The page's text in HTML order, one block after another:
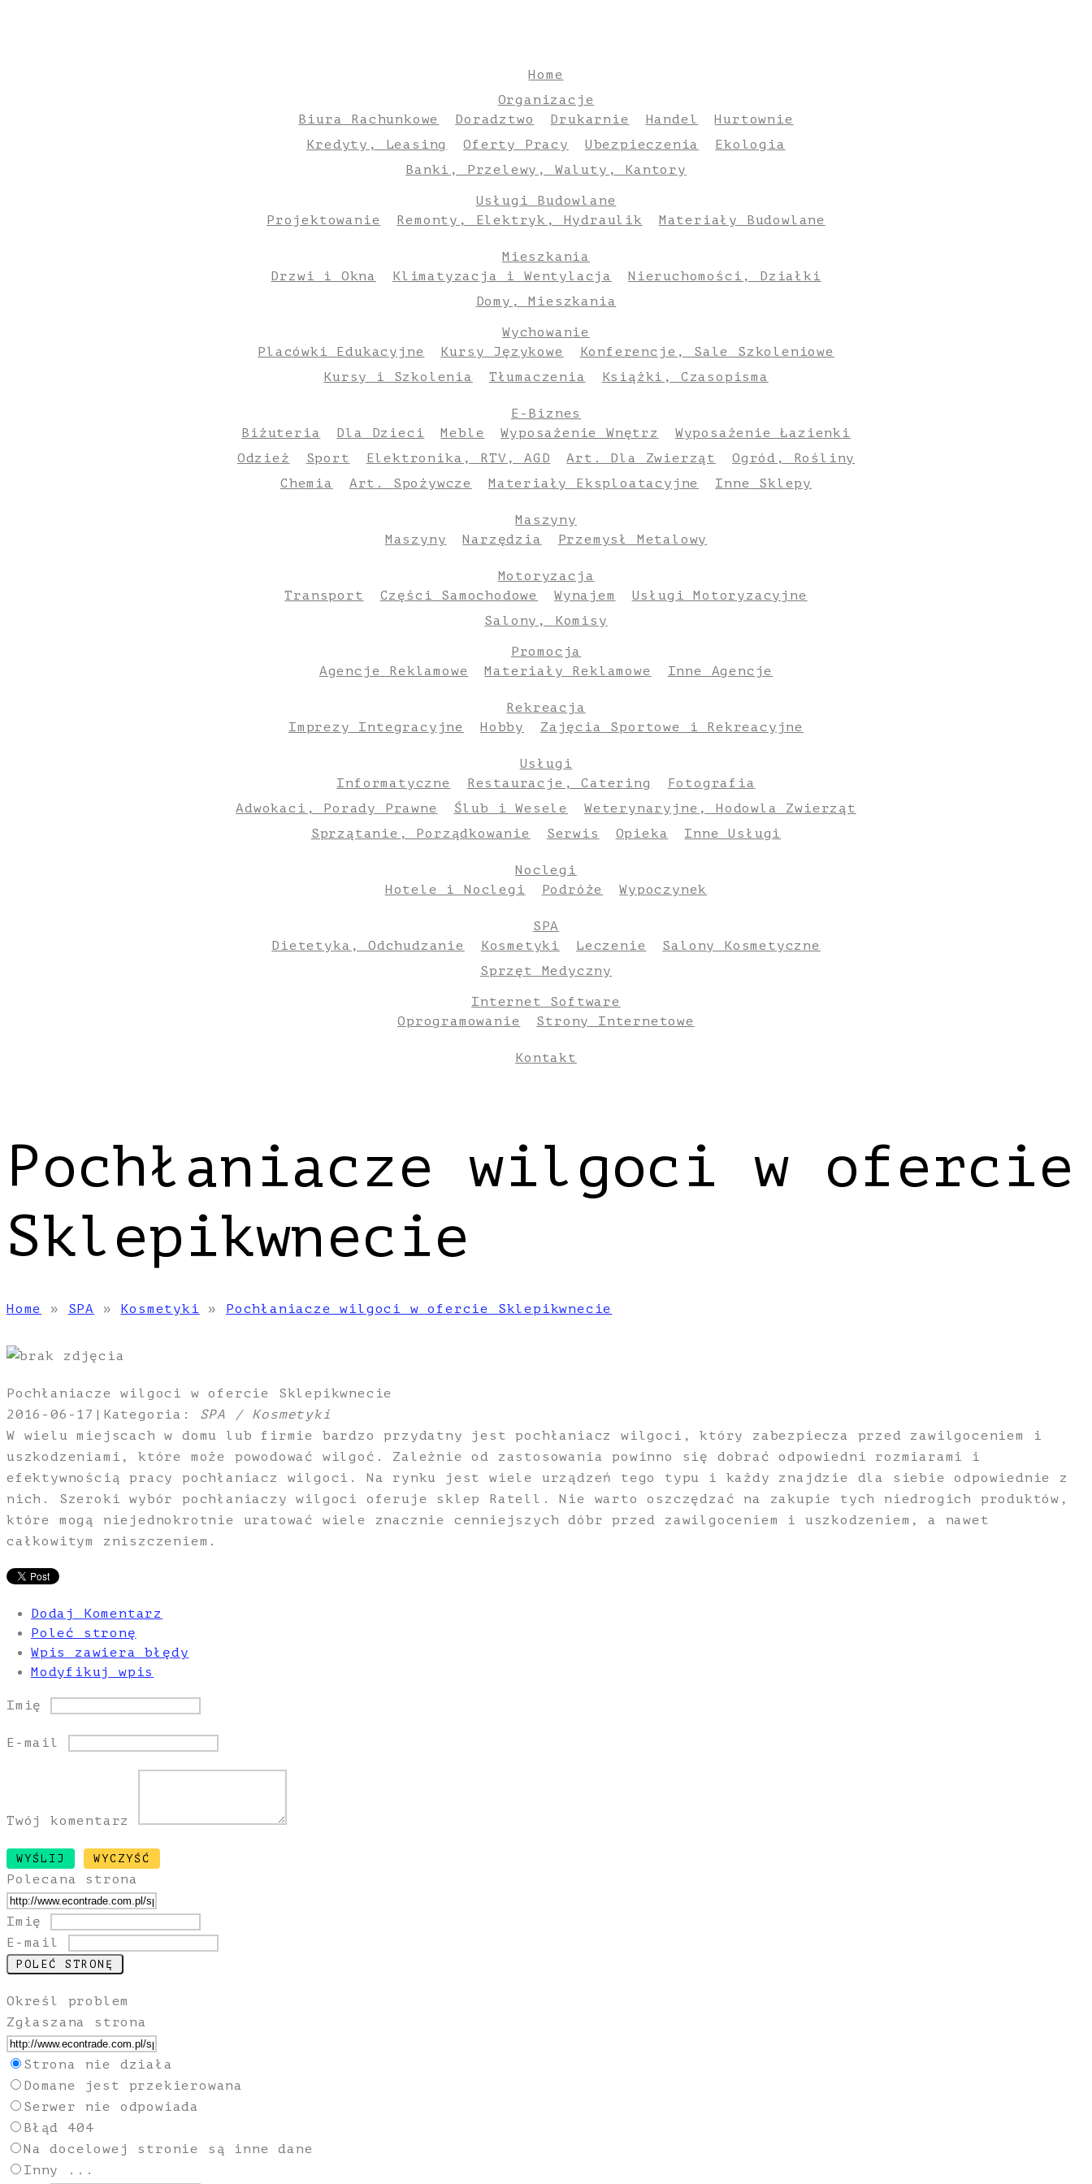
Home
Organizacje
Biura Rachunkowe
Doradztwo Drukarnie Handel
Hurtownie
Kredyty, Leasing
Oferty Pracy Ubezpieczenia
Ekologia
Banki, Przelewy, Waluty, Kantory
Usługi Budowlane
Projektowanie
Remonty, Elektryk, Hydraulik Materiały Budowlane
Mieszkania
Drzwi i Okna
Klimatyzacja i Wentylacja
Nieruchomości, Działki
Domy, Mieszkania
Wychowanie
Placówki Edukacyjne
Kursy Językowe
Konferencje, Sale Szkoleniowe
Kursy i Szkolenia
Tłumaczenia Książki, Czasopisma
E-Biznes
Biżuteria
Dla Dzieci Meble Wyposażenie Wnętrz
Wyposażenie Łazienki
Odzież
Sport Elektronika, RTV, AGD Art. Dla Zwierząt
Ogród, Rośliny
Chemia
Art. Spożywcze Materiały Eksploatacyjne Inne Sklepy
Maszyny
Maszyny
Narzędzia Przemysł Metalowy
Motoryzacja
Transport
Części Samochodowe Wynajem
Usługi Motoryzacyjne
Salony, Komisy
Promocja
Agencje Reklamowe
Materiały Reklamowe Inne Agencje
Rekreacja
Imprezy Integracyjne
Hobby Zajęcia Sportowe i Rekreacyjne
Usługi
Informatyczne
Restauracje, Catering
Fotografia
Adwokaci, Porady Prawne
Ślub i Wesele
Weterynaryjne, Hodowla Zwierząt
Sprzątanie, Porządkowanie
Serwis Opieka Inne Usługi
Noclegi
Hotele i Noclegi
Podróże Wypoczynek
SPA
Dietetyka, Odchudzanie
Kosmetyki Leczenie
Salony Kosmetyczne
Sprzęt Medyczny
Internet Software
Oprogramowanie
Strony Internetowe
Kontakt
Pochłaniacze wilgoci w ofercie
Sklepikwnecie
Home » SPA » Kosmetyki » Pochłaniacze wilgoci w ofercie Sklepikwnecie
Pochłaniacze wilgoci w ofercie Sklepikwnecie
2016-06-17 | Kategoria: SPA / Kosmetyki
W wielu miejscach w domu lub firmie bardzo przydatny jest pochłaniacz wilgoci, który zabezpiecza przed zawilgoceniem i
uszkodzeniami, które może powodować wilgoć. Zależnie od zastosowania powinno się dobrać odpowiedni rozmiarami i
efektywnością pracy pochłaniacz wilgoci. Na rynku jest wiele urządzeń tego typu i każdy znajdzie dla siebie odpowiednie z
nich. Szeroki wybór pochłaniaczy wilgoci oferuje sklep Ratell. Nie warto oszczędzać na zakupie tych niedrogich produktów,
które mogą niejednokrotnie uratować wiele znacznie cenniejszych dóbr przed zawilgoceniem i uszkodzeniem, a nawet
całkowitym zniszczeniem.
Dodaj Komentarz
Poleć stronę
Wpis zawiera błędy
Modyfikuj wpis
Imię
E-mail
Twój komentarz
Polecana strona
Imię
E-mail
Określ problem
Zgłaszana strona
Strona nie działa
Domane jest przekierowana
Serwer nie odpowiada
Błąd 404
Na docelowej stronie są inne dane
Inny ...